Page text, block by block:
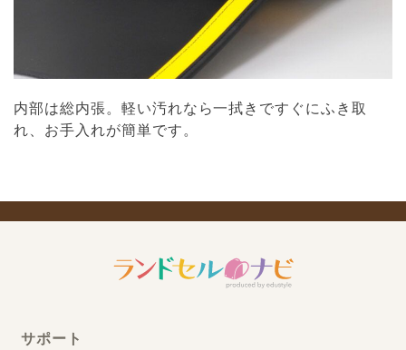
内部は総内張。軽い汚れなら一拭きですぐにふき取
れ、お手入れが簡単です。
サポート